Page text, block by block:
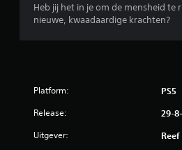
Heb jij het in je om de mensheid te
nieuwe, kwaadaardige krachten?
Platform: PS5
Release: 29-
Uitgever: